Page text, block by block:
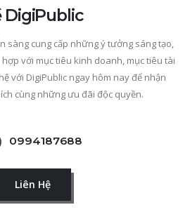
DigiPublic
sàng cung cấp những ý tưởng sáng tạo,
với mục tiêu kinh doanh, mục tiêu tài
với DigiPublic ngay hôm nay để nhận
cùng những ưu đãi độc quyền.
0994187688
Liên Hệ